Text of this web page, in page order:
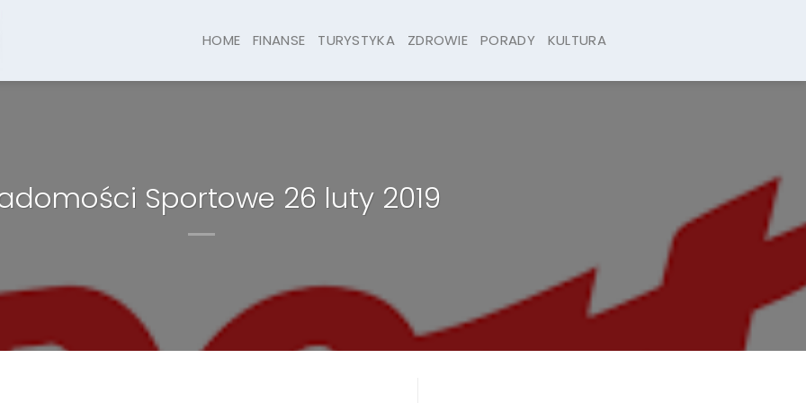
HOME FINANSE TURYSTYKA ZDROWIE PORADY KULTURA
Sportowe 26 luty 2019